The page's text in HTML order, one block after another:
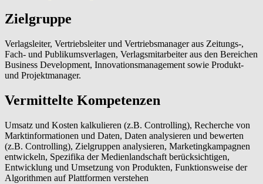
Zielgruppe
Verlagsleiter, Vertriebsleiter und Vertriebsmanager aus Zeitungs-,
Fach- und Publikumsverlagen, Verlagsmitarbeiter aus den Bereichen
Business Development, Innovationsmanagement sowie Produkt-
und Projektmanager.
Vermittelte Kompetenzen
Umsatz und Kosten kalkulieren (z.B. Controlling), Recherche von
Marktinformationen und Daten, Daten analysieren und bewerten
(z.B. Controlling), Zielgruppen analysieren, Marketingkampagnen
entwickeln, Spezifika der Medienlandschaft berücksichtigen,
Entwicklung und Umsetzung von Produkten, Funktionsweise der
Algorithmen auf Plattformen verstehen